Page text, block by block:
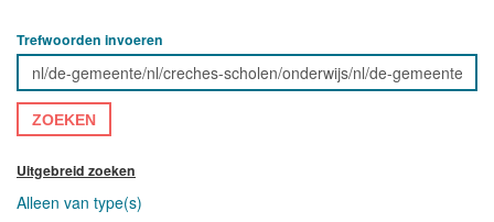
Trefwoorden invoeren
ZOEKEN
Uitgebreid zoeken
Alleen van type(s)